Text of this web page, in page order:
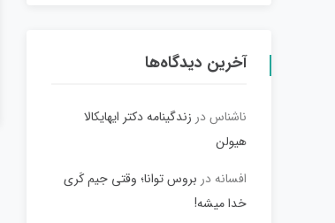
آخرین دیدگاه‌ها
ناشناسدر زندگینامه دکتر ایهایکالا
هیولن
افسانه در بروس توانا؛ وقتی جیم کَری
خدا میشه!